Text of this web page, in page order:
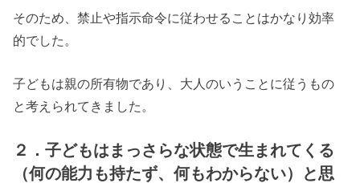
そのため、禁止や指示命令に従わせることはかなり効率
的でした。
子どもは親の所有物であり、大人のいうことに従うもの
と考えられてきました。
２．子どもはまっさらな状態で生まれてくる
（何の能力も持たず、何もわからない）と思